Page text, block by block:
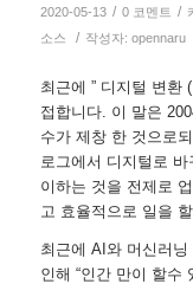
2020-05-13 / 0 코멘트 /
소스
/ 작성자: opennaru
최근에 ” 디지털 변환
접합니다. 이 말은
수가 제창 한 것으로
로그에서 디지털로
이하는 것을 전제로
고 효율적으로 일을
최근에 AI와 머신러
인해 “인간 만이 할수